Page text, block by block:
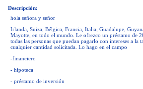
Descripción:
hola señora y señor
Irlanda, Suiza, Bélgica, Francia, Italia, Guadalupe,
Mayotte, en todo el mundo. Le ofrezco un préstamo de
todas las personas que puedan pagarlo con intereses a la
cualquier cantidad solicitada. Lo hago en el campo
-financiero
- hipoteca
- préstamo de inversión